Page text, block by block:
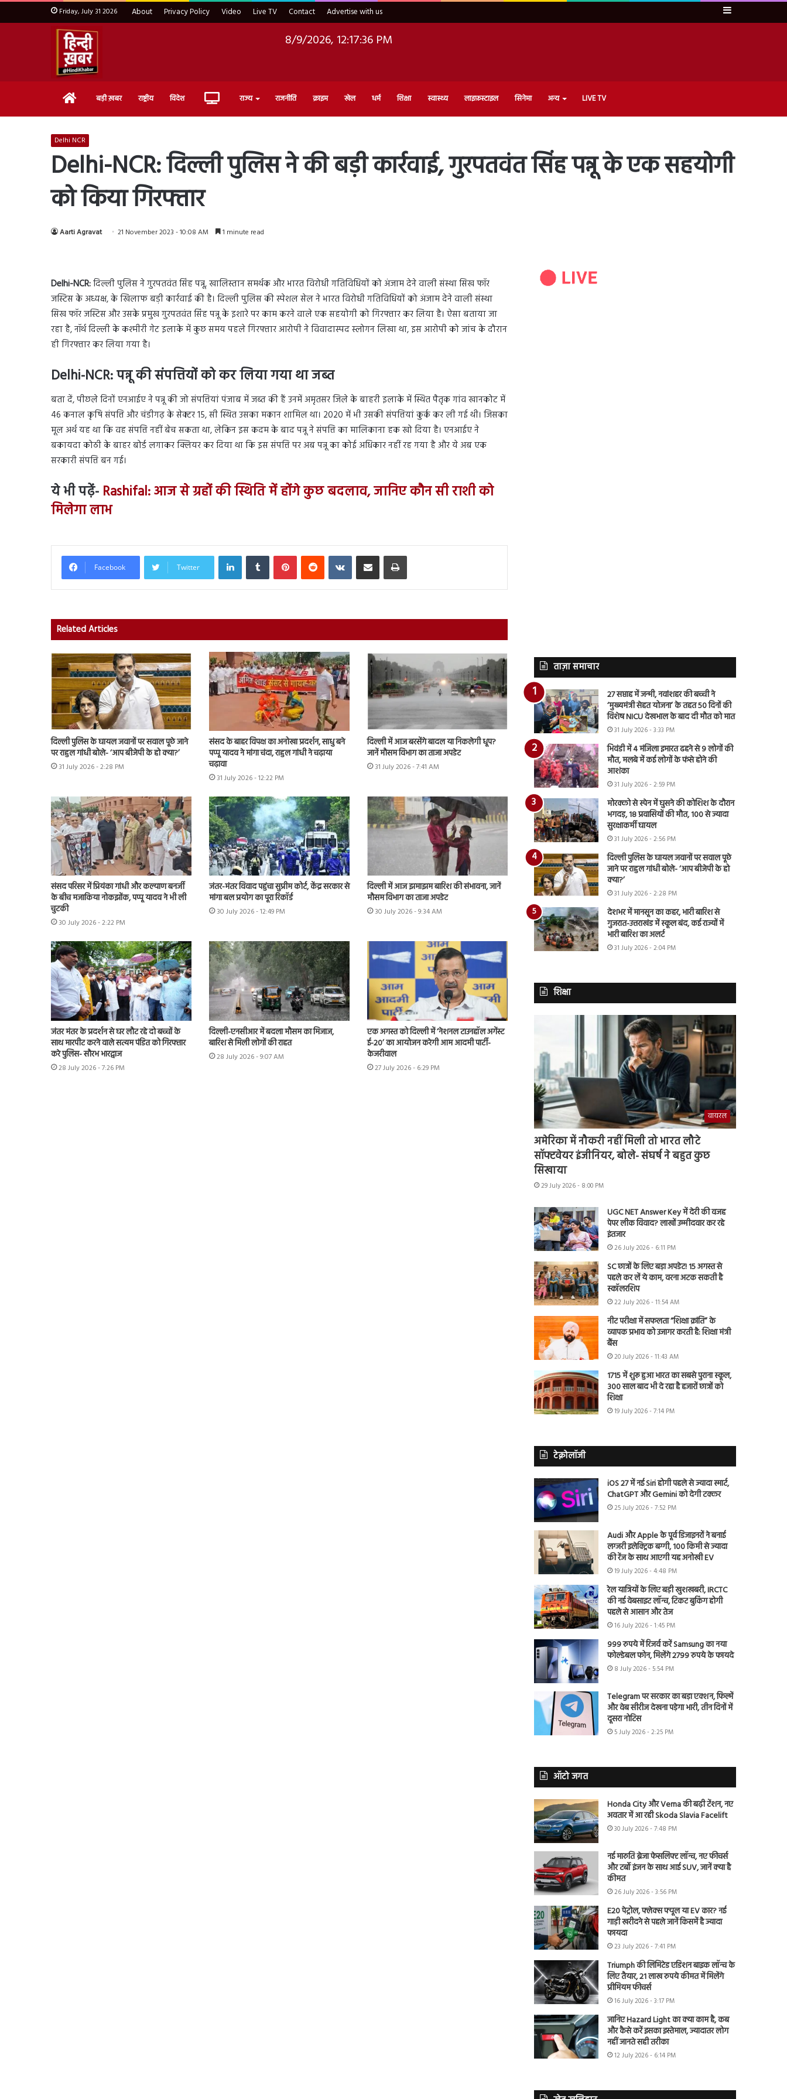
Friday, July 31 2026 About Privacy Policy Video Live TV Contact Advertise with us Sidebar
8/9/2026, 12:17:37 PM
Home बड़ी ख़बर राष्ट्रीय विदेश Live राज्य राजनीति क्राइम खेल धर्म शिक्षा स्वास्थ्य लाइफ़स्टाइल सिनेमा अन्य LIVE TV
Delhi NCR
Delhi-NCR: दिल्ली पुलिस ने की बड़ी कार्रवाई, गुरपतवंत सिंह पन्नू के एक सहयोगी
को किया गिरफ्तार
Aarti Agravat 21 November 2023 - 10:08 AM 1 minute read
Delhi-NCR:दिल्ली पुलिस ने गुरपतवंत सिंह पन्नू, खालिस्तान समर्थक और भारत विरोधी गतिविधियों को अंजाम देने वाली संस्था सिख फॉर
जस्टिस के अध्यक्ष, के खिलाफ बड़ी कार्रवाई की है। दिल्ली पुलिस की स्पेशल सेल ने भारत विरोधी गतिविधियों को अंजाम देने वाली संस्था
सिख फॉर जस्टिस और उसके प्रमुख गुरपतवंत सिंह पन्नू के इशारे पर काम करने वाले एक सहयोगी को गिरफ्तार कर लिया है। ऐसा बताया जा
रहा है, नॉर्थ दिल्ली के कश्मीरी गेट इलाके में कुछ समय पहले गिरफ्तार आरोपी ने विवादास्पद स्लोगन लिखा था, इस आरोपी को जांच के दौरान
ही गिरफ्तार कर लिया गया है।
Delhi-NCR:पन्नू की संपत्तियों को कर लिया गया थाजब्त
बता दें, पीछले दिनों एनआईए ने पन्नू की जो संपत्तियां पंजाब में जब्त की हैं उनमें अमृतसर जिले के बाहरी इलाके में स्थित पैतृक गांव खानकोट में
46 कनाल कृषि संपत्ति और चंडीगढ़ के सेक्टर 15, सी स्थित उसका मकान शामिल था। 2020 में भी उसकी संपत्तियां कुर्क कर ली गई थी। जिसका
मूल अर्थ यह था कि वह संपत्ति नहीं बेच सकता था, लेकिन इस कदम के बाद पन्नू ने संपत्ति का मालिकाना हक खो दिया है। एनआईए ने
बकायदा कोठी के बाहर बोर्ड लगाकर क्लियर कर दिया था कि इस संपत्ति पर अब पन्नू का कोई अधिकार नहीं रह गया है और ये अब एक
सरकारी संपत्ति बन गई।
ये भी पढ़ें- Rashifal: आज से ग्रहों की स्थिति में होंगे कुछ बदलाव, जानिए कौन सी राशी को
मिलेगा लाभ
Facebook Twitter
LinkedInTumblr PinterestReddit VKontakteShare via Email Print
Related Articles
दिल्ली पुलिस के घायल जवानों पर सवाल पूछे जाने
पर राहुल गांधी बोले- ‘आप बीजेपी के हो क्या?’
31 July 2026 - 2:28 PM
संसद के बाहर विपक्ष का अनोखा प्रदर्शन, साधु बने
पप्पू यादव ने मांगा चंदा, राहुल गांधी ने चढ़ाया
चढ़ावा
31 July 2026 - 12:22 PM
दिल्ली में आज बरसेंगे बादल या निकलेगी धूप?
जानें मौसम विभाग का ताजा अपडेट
31 July 2026 - 7:41 AM
संसद परिसर में प्रियंका गांधी और कल्याण बनर्जी
के बीच मजाकिया नोकझोंक, पप्पू यादव ने भी ली
चुटकी
30 July 2026 - 2:22 PM
जंतर-मंतर विवाद पहुंचा सुप्रीम कोर्ट, केंद्र सरकार से
मांगा बल प्रयोग का पूरा रिकॉर्ड
30 July 2026 - 12:49 PM
दिल्ली में आज झमाझम बारिश की संभावना, जानें
मौसम विभाग का ताजा अपडेट
30 July 2026 - 9:34 AM
जंतर मंतर के प्रदर्शन से घर लौट रहे दो बच्चों के
साथ मारपीट करने वाले सत्यम पंडित को गिरफ्तार
करे पुलिस- सौरभ भारद्वाज
28 July 2026 - 7:26 PM
दिल्ली-एनसीआर में बदला मौसम का मिजाज,
बारिश से मिली लोगों की राहत
28 July 2026 - 9:07 AM
एक अगस्त को दिल्ली में ‘नेशनल टाउनहॉल अगेंस्ट
ई-20’ का आयोजन करेगी आम आदमी पार्टी-
केजरीवाल
27 July 2026 - 6:29 PM
ताज़ा समाचार
27 सप्ताह में जन्मी, नवांशहर की बच्ची ने
‘मुख्यमंत्री सेहत योजना’ के तहत 50 दिनों की
विशेष NICU देखभाल के बाद दी मौत को मात
31 July 2026 - 3:33 PM
भिवंडी में 4 मंजिला इमारत ढहने से 9 लोगों की
मौत, मलबे में कई लोगों के फंसे होने की
आशंका
31 July 2026 - 2:59 PM
मोरक्को से स्पेन में घुसने की कोशिश के दौरान
भगदड़, 18 प्रवासियों की मौत, 100 से ज्यादा
सुरक्षाकर्मी घायल
31 July 2026 - 2:56 PM
दिल्ली पुलिस के घायल जवानों पर सवाल पूछे
जाने पर राहुल गांधी बोले- ‘आप बीजेपी के हो
क्या?’
31 July 2026 - 2:28 PM
देशभर में मानसून का कहर, भारी बारिश से
गुजरात-उत्तराखंड में स्कूल बंद, कई राज्यों में
भारी बारिश का अलर्ट
31 July 2026 - 2:04 PM
शिक्षा
वायरल
अमेरिका में नौकरी नहीं मिली तो भारत लौटे
सॉफ्टवेयर इंजीनियर, बोले- संघर्ष ने बहुत कुछ
सिखाया
29 July 2026 - 8:00 PM
UGC NET Answer Key में देरी की वजह
पेपर लीक विवाद? लाखों उम्मीदवार कर रहे
इंतजार
26 July 2026 - 6:11 PM
SC छात्रों के लिए बड़ा अपडेट! 15 अगस्त से
पहले कर लें ये काम, वरना अटक सकती है
स्कॉलरशिप
22 July 2026 - 11:54 AM
नीट परीक्षा में सफलता “शिक्षा क्रांति” के
व्यापक प्रभाव को उजागर करती है: शिक्षा मंत्री
बैंस
20 July 2026 - 11:43 AM
1715 में शुरू हुआ भारत का सबसे पुराना स्कूल,
300 साल बाद भी दे रहा है हजारों छात्रों को
शिक्षा
19 July 2026 - 7:14 PM
टेक्नोलॉजी
iOS 27 में नई Siri होगी पहले से ज्यादा स्मार्ट,
ChatGPT और Gemini को देगी टक्कर
25 July 2026 - 7:52 PM
Audi और Apple के पूर्व डिजाइनरों ने बनाई
लग्जरी इलेक्ट्रिक बग्गी, 100 किमी से ज्यादा
की रेंज के साथ आएगी यह अनोखी EV
19 July 2026 - 4:48 PM
रेल यात्रियों के लिए बड़ी खुशखबरी, IRCTC
की नई वेबसाइट लॉन्च, टिकट बुकिंग होगी
पहले से आसान और तेज
16 July 2026 - 1:45 PM
999 रुपये में रिजर्व करें Samsung का नया
फोल्डेबल फोन, मिलेंगे 2799 रुपये के फायदे
8 July 2026 - 5:54 PM
Telegram पर सरकार का बड़ा एक्शन, फिल्में
और वेब सीरीज देखना पड़ेगा भारी, तीन दिनों में
दूसरा नोटिस
5 July 2026 - 2:25 PM
ऑटो जगत
Honda City और Verna की बढ़ी टेंशन, नए
अवतार में आ रही Skoda Slavia Facelift
30 July 2026 - 7:48 PM
नई मारुति ब्रेजा फेसलिफ्ट लॉन्च, नए फीचर्स
और टर्बो इंजन के साथ आई SUV, जानें क्या है
कीमत
26 July 2026 - 3:56 PM
E20 पेट्रोल, फ्लेक्स फ्यूल या EV कार? नई
गाड़ी खरीदने से पहले जानें किसमें है ज्यादा
फायदा
23 July 2026 - 7:41 PM
Triumph की लिमिटेड एडिशन बाइक लॉन्च के
लिए तैयार, 21 लाख रुपये कीमत में मिलेंगे
प्रीमियम फीचर्स
16 July 2026 - 3:17 PM
जानिए Hazard Light का क्या काम है, कब
और कैसे करें इसका इस्तेमाल, ज्यादातर लोग
नहीं जानते सही तरीका
12 July 2026 - 6:14 PM